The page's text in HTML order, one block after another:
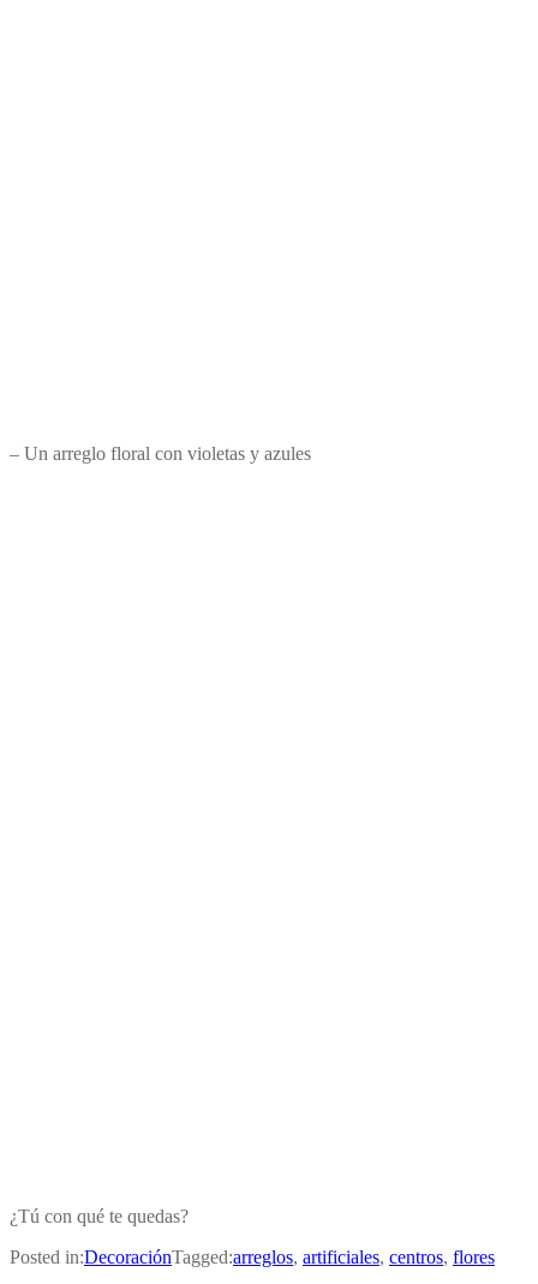
– Un arreglo floral con violetas y azules
¿Tú con qué te quedas?
Posted in:DecoraciónTagged:arreglos, artificiales, centros, flores